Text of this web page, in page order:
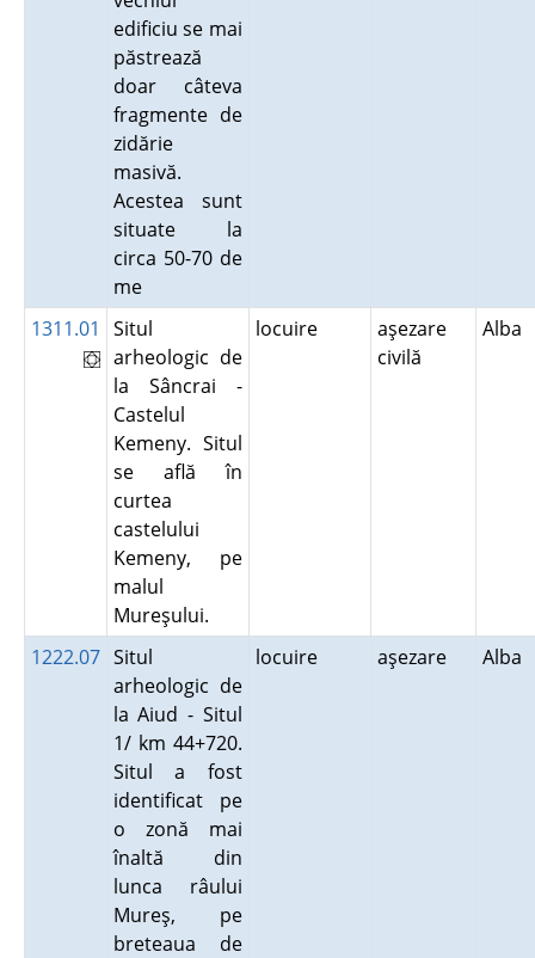
edificiu se mai
păstrează
doar câteva
fragmente de
zidărie
masivă.
Acestea sunt
situate la
circa 50-70 de
me
1311.01
Situl
arheologic de
la Sâncrai -
Castelul
Kemeny. Situl
se află în
curtea
castelului
Kemeny, pe
malul
Mureşului.
locuire
aşezare
civilă
Alba
1222.07 Situl
arheologic de
la Aiud - Situl
1/ km 44+720.
Situl a fost
identificat pe
o zonă mai
înaltă din
lunca râului
Mureş, pe
breteaua de
locuire aşezare Alba